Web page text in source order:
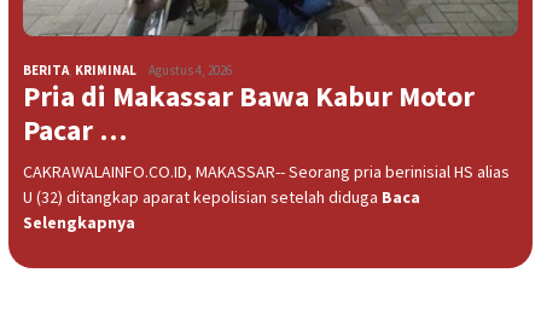
BERITA KRIMINAL Agustus 4, 2026
Pria di Makassar Bawa Kabur Motor
Pacar …
CAKRAWALAINFO.CO.ID, MAKASSAR-- Seorang pria berinisial HS alias
U (32) ditangkap aparat kepolisian setelah diduga Baca
Selengkapnya